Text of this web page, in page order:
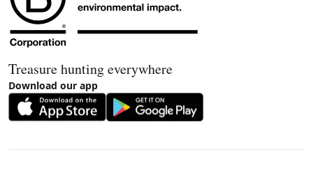
Treasure hunting everywhere
Download our app